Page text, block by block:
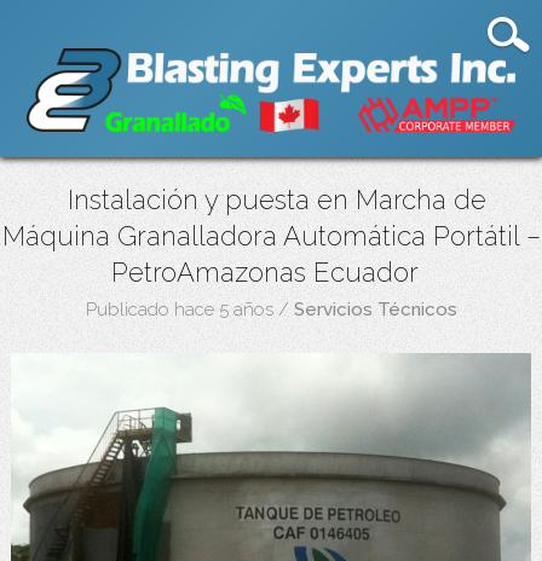
Instalación y puesta en Marcha de
Máquina Granalladora Automática Portátil –
PetroAmazonas Ecuador
Publicado hace 5 años/ Servicios Técnicos